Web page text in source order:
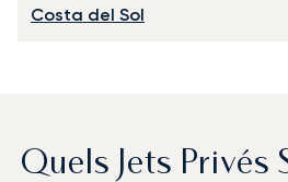
Costa del Sol
Quels Jets Privés